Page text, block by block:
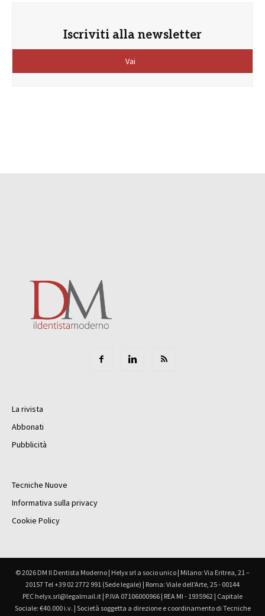
Iscriviti alla newsletter
Vai
La rivista
Abbonati
Pubblicità
Tecniche Nuove
Informativa sulla privacy
Cookie Policy
© 2026 DM Il Dentista Moderno | Helyx srl a socio unico | Milano: Via Eritrea, 21 –
20157 Tel +39 02 2772 991 (Sede legale) | Roma: Viale dell'Arte, 25 - 00144
PEC helyx.srl@legalmail.it | P.IVA 07106000966 | REA MI - 1935962 | Capitale
Sociale: €40.000 i.v. | Società soggetta a direzione e coordinamento di Tecniche